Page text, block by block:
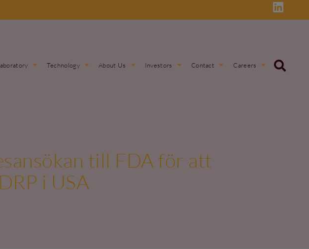
Technology About Us Investors Contact Careers
till FDA för att
i USA